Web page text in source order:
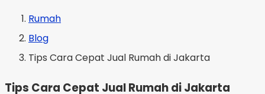
Rumah
Blog
Tips Cara Cepat Jual Rumah di Jakarta
Tips Cara Cepat Jual Rumah di Jakarta